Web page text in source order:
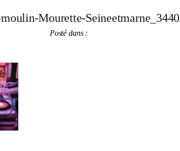
Mourette-Seineetmarne_3440
Posté dans :